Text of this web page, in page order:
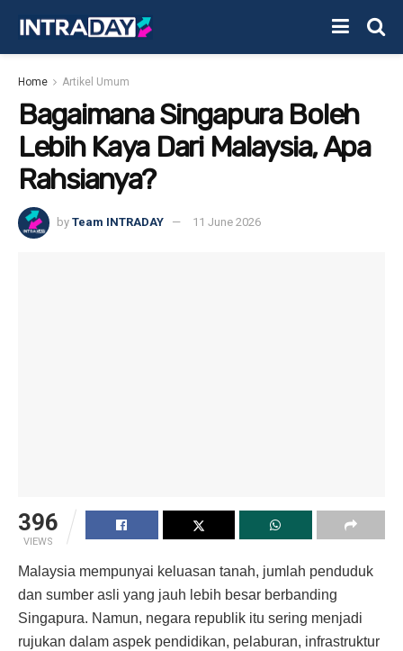
Home Artikel Umum
Bagaimana Singapura Boleh
Lebih Kaya Dari Malaysia, Apa
Rahsianya?
by Team INTRADAY 11 June 2026
396
VIEWS
Malaysia mempunyai keluasan tanah, jumlah penduduk
dan sumber asli yang jauh lebih besar berbanding
Singapura. Namun, negara republik itu sering menjadi
rujukan dalam aspek pendidikan, pelaburan, infrastruktur